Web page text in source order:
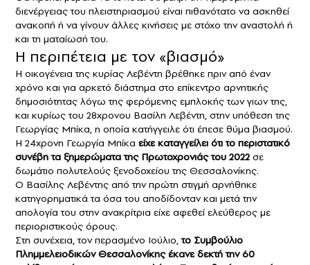
διενέργειας του πλειστηριασμού είναι πιθανότατο να ασκηθεί
ανακοπή ή να γίνουν άλλες κινήσεις με στόχο την αναστολή ή
και τη ματαίωσή του.
Η περιπέτεια με τον «βιασμό»
Η οικογένεια της κυρίας Λεβέντη βρέθηκε πριν από έναν
χρόνο και για αρκετό διάστημα στο επίκεντρο αρνητικής
δημοσιότητας λόγω της φερόμενης εμπλοκής των γιων της,
και κυρίως του 28χρονου Βασίλη Λεβέντη, στην υπόθεση της
Γεωργίας Μπίκα, η οποία κατήγγειλε ότι έπεσε θύμα βιασμού.
Η 24χρονη Γεωργία Μπίκα είχε καταγγείλει ότι το περιστατικό
συνέβη τα ξημερώματα της Πρωτοχρονιάς του 2022 σε
δωμάτιο πολυτελούς ξενοδοχείου της Θεσσαλονίκης.
Ο Βασίλης Λεβέντης από την πρώτη στιγμή αρνήθηκε
κατηγορηματικά τα όσα του αποδίδονταν και μετά την
απολογία του στην ανακρίτρια είχε αφεθεί ελεύθερος με
περιοριστικούς όρους.
Στη συνέχεια, τον περασμένο Ιούλιο,το Συμβούλιο
Πλημμελειοδικών Θεσσαλονίκης έκανε δεκτή την 60